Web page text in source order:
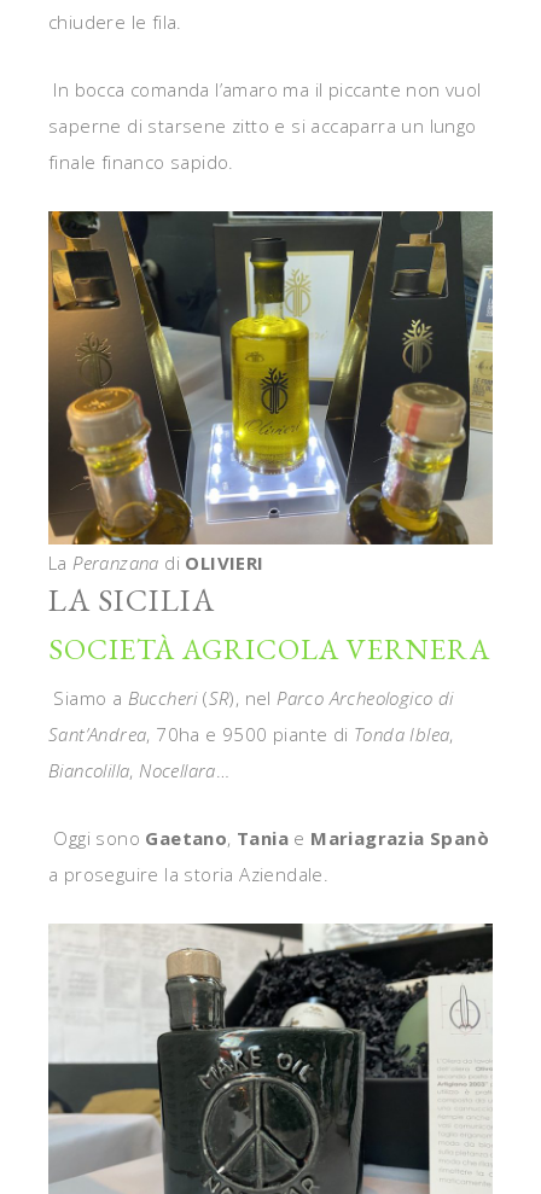
chiudere le fila.
In bocca comanda l’amaro ma il piccante non vuol
saperne di starsene zitto e si accaparra un lungo
finale financo sapido.
LaPeranzana di OLIVIERI
LA SICILIA
SOCIETÀ AGRICOLA VERNERA
Siamo a Buccheri(SR), nelParco Archeologico di
Sant’Andrea, 70ha e 9500 piante di Tonda Iblea,
Biancolilla,Nocellara…
Oggi sono Gaetano, Tania e Mariagrazia Spanò
a proseguire la storia Aziendale.